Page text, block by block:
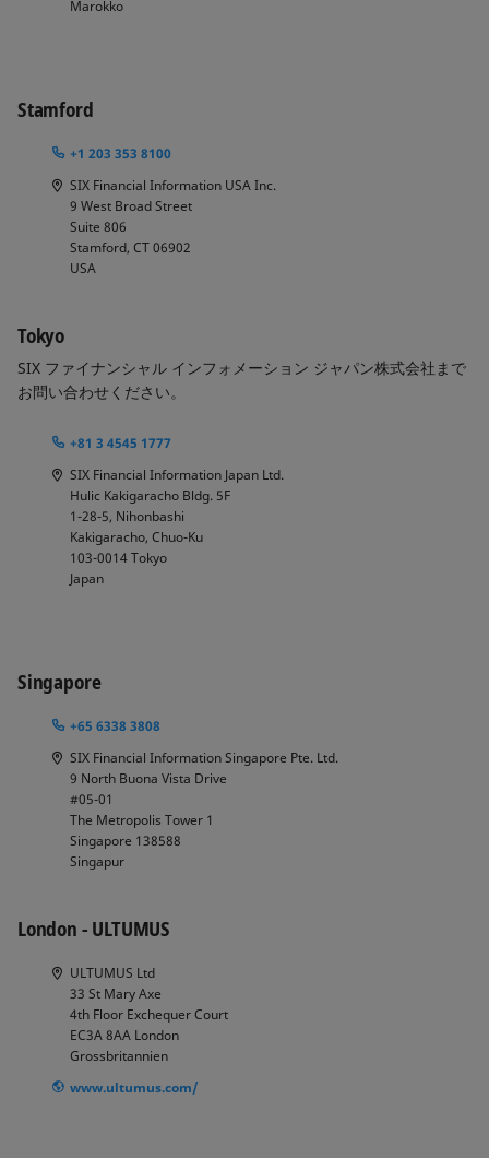
Marokko
Stamford
+1 203 353 8100
SIX Financial Information USA Inc.
9 West Broad Street
Suite 806
Stamford, CT 06902
USA
Tokyo
SIX ファイナンシャル インフォメーション ジャパン株式会社まで
お問い合わせください。
+81 3 4545 1777
SIX Financial Information Japan Ltd.
Hulic Kakigaracho Bldg. 5F
1-28-5, Nihonbashi
Kakigaracho, Chuo-Ku
103-0014Tokyo
Japan
Singapore
+65 6338 3808
SIX Financial Information Singapore Pte. Ltd.
9 North Buona Vista Drive
#05-01
The Metropolis Tower 1
Singapore 138588
Singapur
London - ULTUMUS
ULTUMUS Ltd
33 St Mary Axe
4th Floor Exchequer Court
EC3A 8AA London
Grossbritannien
www.ultumus.com/